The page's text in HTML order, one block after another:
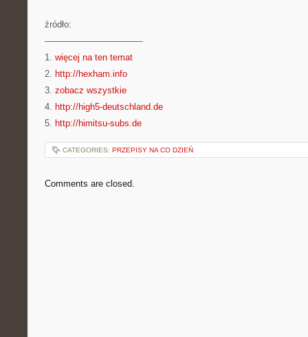
źródło:
———————————
1. więcej na ten temat
2. http://hexham.info
3. zobacz wszystkie
4. http://high5-deutschland.de
5. http://himitsu-subs.de
CATEGORIES: PRZEPISY NA CO DZIEŃ
Comments are closed.